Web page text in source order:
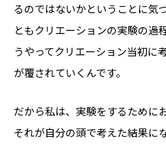
るのではないかということに気
ともクリエーションの実験の過
うやってクリエーション当初に
が覆されていくんです。
だから私は、実験をするために
それが自分の頭で考えた結果に